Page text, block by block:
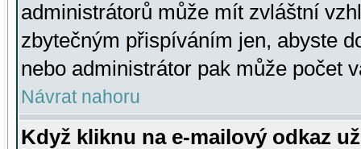
administrátorů může mít zvláštní
zbytečným přispíváním jen, abyste
nebo administrátor pak může počet
Návrat nahoru
Když kliknu na e-mailový odkaz